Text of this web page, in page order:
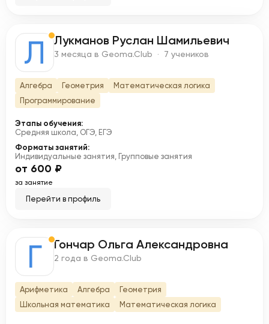
Л Лукманов Руслан Шамильевич
3 месяца в Geoma.Club · 7 учеников
Алгебра Геометрия
Математическая логика
Программирование
Этапы обучения:
Средняя школа, ОГЭ, ЕГЭ
Форматы занятий:
Индивидуальные занятия, Групповые занятия
от 600 ₽
за занятие
Перейти в профиль
Г Гончар Ольга Александровна
2 года в Geoma.Club
Арифметика Алгебра
Геометрия
Школьная математика
Математическая логика